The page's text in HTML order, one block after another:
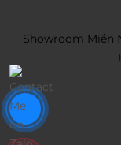
Showroom Miền